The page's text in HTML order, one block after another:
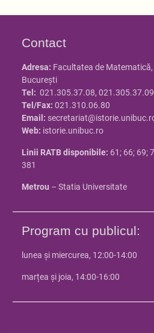
Contact
Adresa: Facultatea de
Bucureşti
Tel: 021.305.37.08,
Tel/Fax: 021.310.06.80
Email:
Web: istorie.unibuc.ro
Linii RATB disponibile: 61; 66; 69;
381
Metrou – Statia Universitate
Program cu publicul:
lunea și miercurea, 12:00-14:00
marțea și joia, 14:00-16:00